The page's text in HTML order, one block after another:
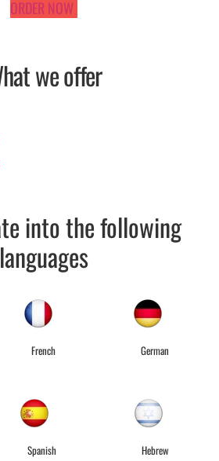
ORDER NOW
we offer
into the following
languages
French German
Spanish Hebrew